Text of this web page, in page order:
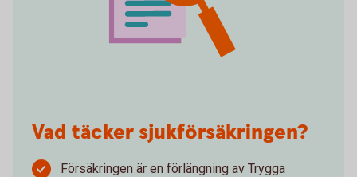
Vad täcker sjukförsäkringen?
Försäkringen är en förlängning av Trygga